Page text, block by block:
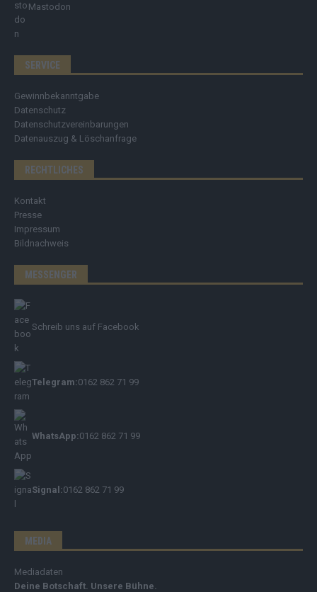
Mastodon
SERVICE
Gewinnbekanntgabe
Datenschutz
Datenschutzvereinbarungen
Datenauszug & Löschanfrage
RECHTLICHES
Kontakt
Presse
Impressum
Bildnachweis
MESSENGER
Schreib uns auf Facebook
Telegram:0162 862 71 99
WhatsApp:0162 862 71 99
Signal:0162 862 71 99
MEDIA
Mediadaten
Deine Botschaft. Unsere Bühne.